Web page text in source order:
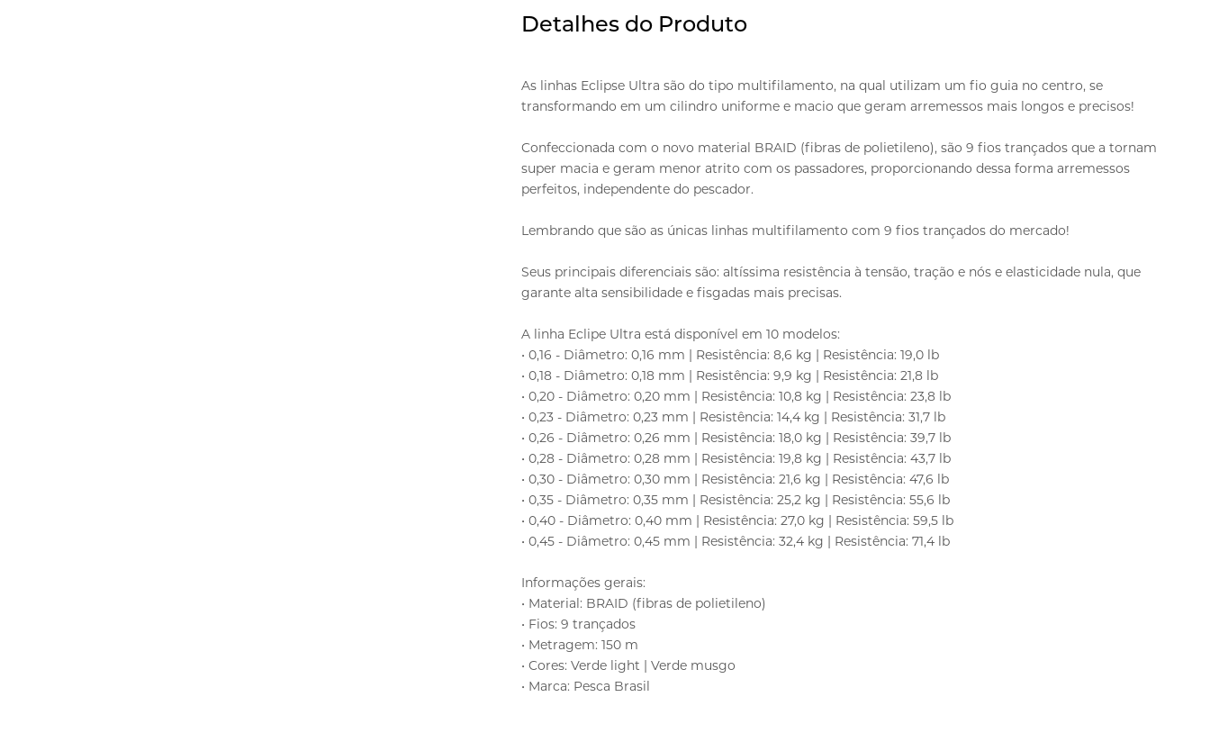
Detalhes do Produto
As linhas Eclipse Ultra são do tipo multifilamento, na qual utilizam um fio guia no centro, se
transformando em um cilindro uniforme e macio que geram arremessos mais longos e precisos!
Confeccionada com o novo material BRAID (fibras de polietileno), são 9 fios trançados que a tornam
super macia e geram menor atrito com os passadores, proporcionando dessa forma arremessos
perfeitos, independente do pescador.
Lembrando que são as únicas linhas multifilamento com 9 fios trançados do mercado!
Seus principais diferenciais são: altíssima resistência à tensão, tração e nós e elasticidade nula, que
garante alta sensibilidade e fisgadas mais precisas.
A linha Eclipe Ultra está disponível em 10 modelos:
• 0,16 - Diâmetro: 0,16 mm | Resistência: 8,6 kg | Resistência: 19,0 lb
• 0,18 - Diâmetro: 0,18 mm | Resistência: 9,9 kg | Resistência: 21,8 lb
• 0,20 - Diâmetro: 0,20 mm | Resistência: 10,8 kg | Resistência: 23,8 lb
• 0,23 - Diâmetro: 0,23 mm | Resistência: 14,4 kg | Resistência: 31,7 lb
• 0,26 - Diâmetro: 0,26 mm | Resistência: 18,0 kg | Resistência: 39,7 lb
• 0,28 - Diâmetro: 0,28 mm | Resistência: 19,8 kg | Resistência: 43,7 lb
• 0,30 - Diâmetro: 0,30 mm | Resistência: 21,6 kg | Resistência: 47,6 lb
• 0,35 - Diâmetro: 0,35 mm | Resistência: 25,2 kg | Resistência: 55,6 lb
• 0,40 - Diâmetro: 0,40 mm | Resistência: 27,0 kg | Resistência: 59,5 lb
• 0,45 - Diâmetro: 0,45 mm | Resistência: 32,4 kg | Resistência: 71,4 lb
Informações gerais:
• Material: BRAID (fibras de polietileno)
• Fios: 9 trançados
• Metragem: 150 m
• Cores: Verde light | Verde musgo
• Marca: Pesca Brasil